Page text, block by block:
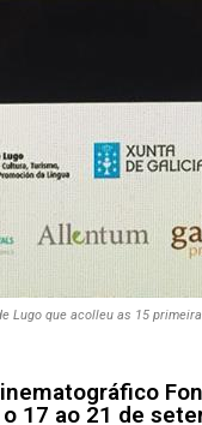
Lugo que acolleu as 15
17 ao 21 de